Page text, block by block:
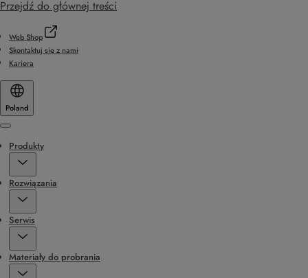
Przejdź do głównej treści
Web Shop
Skontaktuj się z nami
Kariera
Poland
Menu
Produkty
Rozwiązania
Serwis
Materiały do probrania